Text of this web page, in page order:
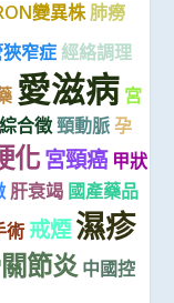
變異株肺癆
窄症 經絡調理
愛滋病 宮
合徵頸動脈 孕
化宮頸癌 甲狀
肝衰竭 國產藥品
術 戒煙濕疹
節炎 中國控